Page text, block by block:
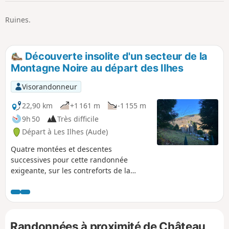
Ruines.
Découverte insolite d'un secteur de la
Montagne Noire au départ des Ilhes
Visorandonneur
22,90 km
+1 161 m
-1 155 m
9h 50
Très difficile
Départ à Les Ilhes (Aude)
Quatre montées et descentes
successives pour cette randonnée
exigeante, sur les contreforts de la
découvrir des endroits et des vues très
variés, tout au long de la journée. Pour
ouvert un sentier à travers genêts et